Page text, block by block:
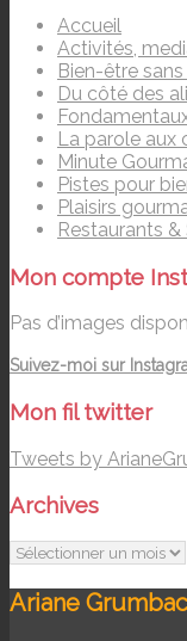
Accueil
Activités,
Bien-être
Du côté des
La parole aux
Minute
Pistes pour
Plaisirs
Restaurants
Mon compte
Pas d’images
Suivez-moi sur
Mon fil twitter
Tweets by
Archives
Archives
Ariane